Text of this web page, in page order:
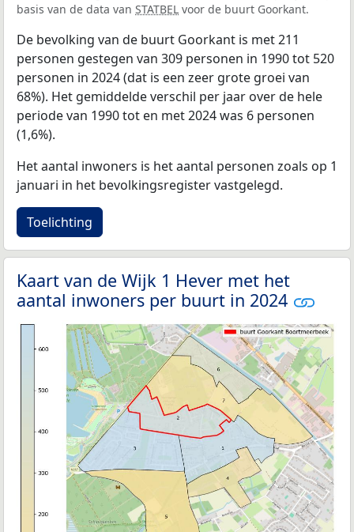
basis van de data van STATBEL voor de buurt Goorkant.
De bevolking van de buurt Goorkant is met 211
personen gestegen van 309 personen in 1990 tot 520
personen in 2024 (dat is een zeer grote groei van
68%). Het gemiddelde verschil per jaar over de hele
periode van 1990 tot en met 2024 was 6 personen
(1,6%).
Het aantal inwoners is het aantal personen zoals op 1
januari in het bevolkingsregister vastgelegd.
Toelichting
Kaart van de Wijk 1 Hever met het
aantal inwoners per buurt in 2024